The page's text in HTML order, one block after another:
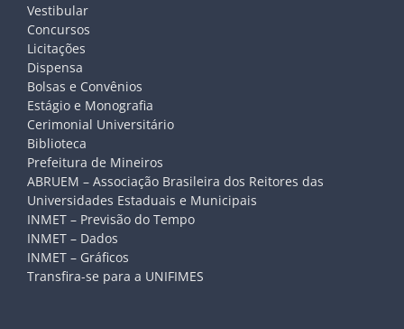
Vestibular
Concursos
Licitações
Dispensa
Bolsas e Convênios
Estágio e Monografia
Cerimonial Universitário
Biblioteca
Prefeitura de Mineiros
ABRUEM – Associação Brasileira dos Reitores das
Universidades Estaduais e Municipais
INMET – Previsão do Tempo
INMET – Dados
INMET – Gráficos
Transfira-se para a UNIFIMES